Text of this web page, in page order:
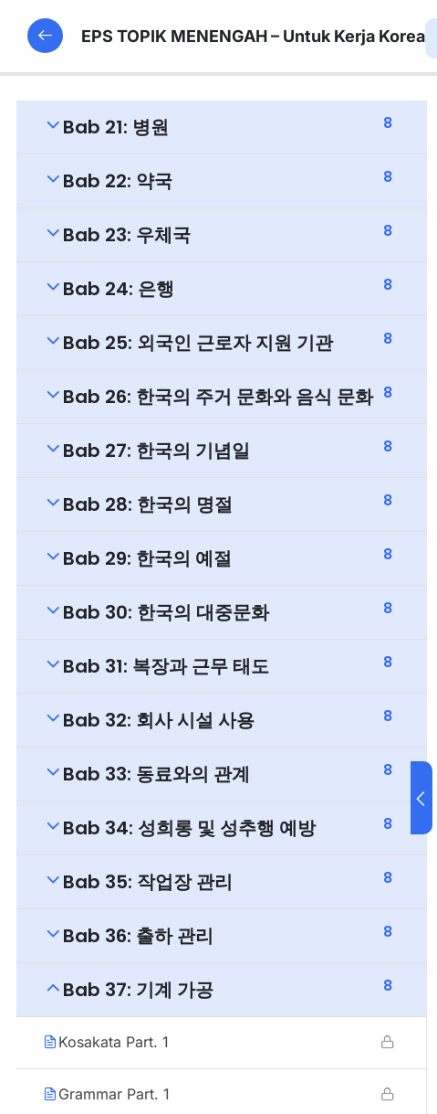
Bab 21: 병원 8
Bab 22: 약국 8
Bab 23: 우체국 8
Bab 24: 은행 8
Bab 25: 외국인 근로자 지원 기관 8
Bab 26: 한국의 주거 문화와 음식 문화 8
Bab 27: 한국의 기념일 8
Bab 28: 한국의 명절 8
Bab 29: 한국의 예절 8
Bab 30: 한국의 대중문화 8
Bab 31: 복장과 근무 태도 8
Bab 32: 회사 시설 사용 8
Bab 33: 동료와의 관계 8
Bab 34: 성희롱 및 성추행 예방 8
Bab 35: 작업장 관리 8
Bab 36: 출하 관리 8
Bab 37: 기계 가공 8
Kosakata Part. 1
Grammar Part. 1
EPS TOPIK MENENGAH – Untuk Kerja Korea